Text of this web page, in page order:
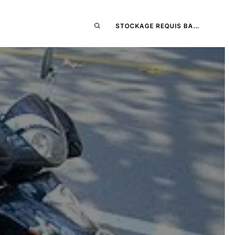
STOCKAGE REQUIS BA…